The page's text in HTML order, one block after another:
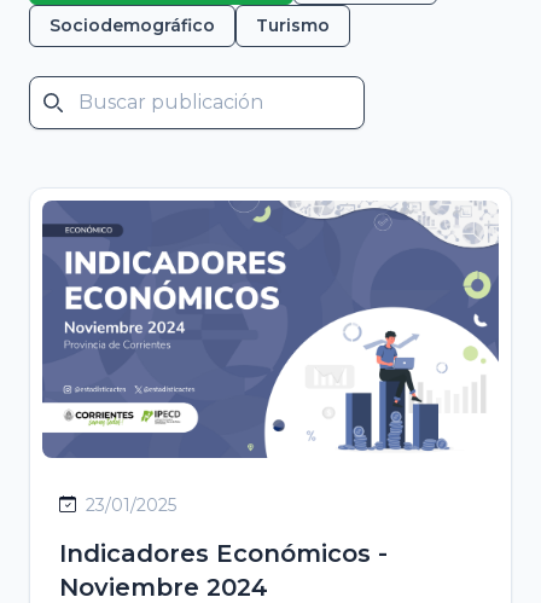
Sociodemográfico
Turismo
23/01/2025
Indicadores Económicos -
Noviembre 2024